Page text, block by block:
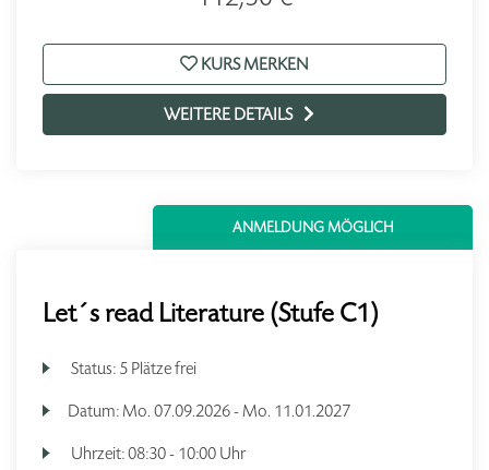
KURS MERKEN
WEITERE DETAILS
ANMELDUNG MÖGLICH
Let´s read Literature (Stufe C1)
Status: 5 Plätze frei
Datum: Mo. 07.09.2026 - Mo. 11.01.2027
Uhrzeit:08:30 - 10:00 Uhr